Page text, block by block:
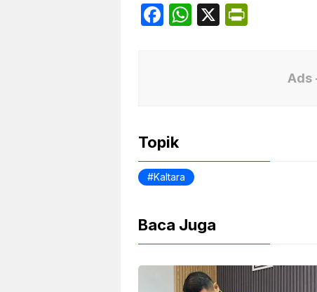
F
o
k
W X
y
Ads
Topik
Kaltara
Baca Juga